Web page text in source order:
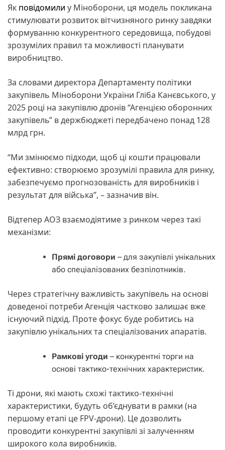
Як повідомили у Міноборони, ця модель покликана
стимулювати розвиток вітчизняного ринку завдяки
формуванню конкурентного середовища, побудові
зрозумілих правил та можливості планувати
виробництво.
За словами директора Департаменту політики
закупівель Міноборони України Гліба Канєвського, у
2025 році на закупівлю дронів “Агенцією оборонних
закупівель” в держбюджеті передбачено понад 128
млрд грн.
“Ми змінюємо підходи, щоб ці кошти працювали
ефективно: створюємо зрозумілі правила для ринку,
забезпечуємо прогнозованість для виробників і
результат для війська”, – зазначив він.
Відтепер АОЗ взаємодіятиме з ринком через такі
механізми:
Прямі договори – для закупівлі унікальних
або спеціалізованих безпілотників.
Через стратегічну важливість закупівель на основі
доведеної потреби Агенція частково залишає вже
існуючий підхід. Проте фокус буде робитись на
закупівлю унікальних та спеціалізованих апаратів.
Рамкові угоди – конкурентні торги на
основі тактико-технічних характеристик.
Ті дрони, які мають схожі тактико-технічні
характеристики, будуть об’єднувати в рамки (на
першому етапі це FPV-дрони). Це дозволить
проводити конкурентні закупівлі зі залученням
широкого кола виробників.